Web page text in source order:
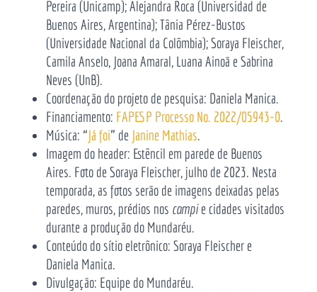
Pereira (Unicamp); Alejandra Roca (Universidad de
Buenos Aires, Argentina);Tânia Pérez-Bustos
(Universidade Nacional da Colômbia);Soraya Fleischer,
Camila Anselo, Joana Amaral, Luana Ainoã e Sabrina
Neves (UnB).
Coordenação do projeto de pesquisa: Daniela Manica.
Financiamento: FAPESP Processo No. 2022/05943-0.
Música: “Já foi” de Janine Mathias.
Imagem do header: Estêncil em parede de Buenos
Aires. Foto de Soraya Fleischer, julho de 2023. Nesta
temporada, as fotos serão de imagens deixadas pelas
paredes, muros, prédios nos campie cidades visitados
durante a produção do Mundaréu.
Conteúdo do sítio eletrônico: Soraya Fleischer e
Daniela Manica.
Divulgação: Equipe do Mundaréu.